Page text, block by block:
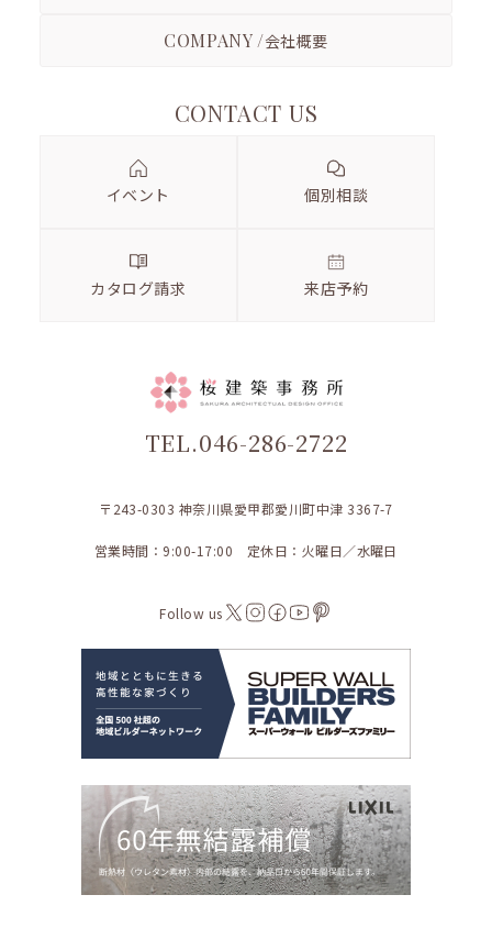
COMPANY /会社概要
CONTACT US
イベント 個別相談
カタログ請求 来店予約
TEL.046-286-2722
〒243-0303 神奈川県愛甲郡愛川町中津 3367-7
営業時間：9:00-17:00 定休日：火曜日／水曜日
Follow us